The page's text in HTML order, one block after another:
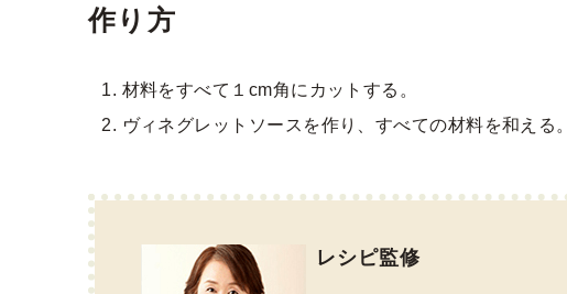
作り方
材料をすべて１cm角にカットする。
ヴィネグレットソースを作り、すべての材料を和える。
レシピ監修